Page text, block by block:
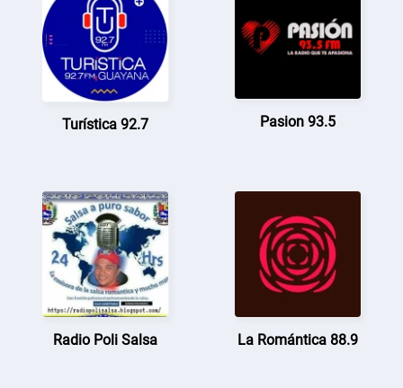
Turística 92.7 Pasion 93.5
Radio Poli Salsa La Romántica 88.9